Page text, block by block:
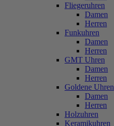
Fliegeruhren
Damen
Herren
Funkuhren
Damen
Herren
GMT Uhren
Damen
Herren
Goldene Uhren
Damen
Herren
Holzuhren
Keramikuhren